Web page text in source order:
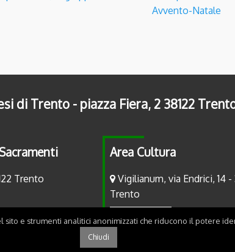
Avvento-Natale
di Trento - piazza Fiera, 2 38122
Trento
Area Cultura
Vigilianum, via Endrici, 14 -
Trento
Contatti
e strumenti analitici anonimizzati che riducono il potere
Chiudi